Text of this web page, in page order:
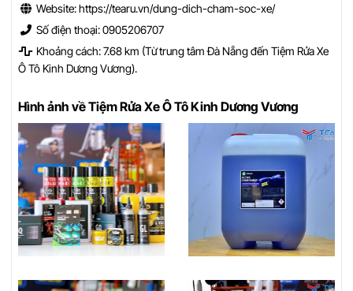
Website: https://tearu.vn/dung-dich-cham-soc-xe/
Số điện thoại: 0905206707
Khoảng cách: 7.68 km (Từ trung tâm Đà Nẵng đến Tiệm Rửa Xe
Ô Tô Kinh Dương Vương).
Hình ảnh về Tiệm Rửa Xe Ô Tô Kinh Dương Vương